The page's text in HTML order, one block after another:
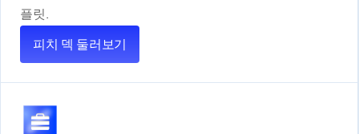
플릿.
피치 덱 둘러보기